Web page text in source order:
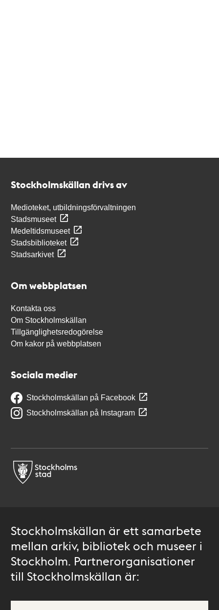
Stockholmskällan drivs av
Medioteket, utbildningsförvaltningen
Stadsmuseet
Medeltidsmuseet
Stadsbiblioteket
Stadsarkivet
Om webbplatsen
Kontakta oss
Om Stockholmskällan
Tillgänglighetsredogörelse
Om kakor på webbplatsen
Sociala medier
Stockholmskällan på Facebook
Stockholmskällan på Instagram
Stockholmskällan är ett samarbete
mellan arkiv, bibliotek och museer i
Stockholm. Partnerorganisationer
till Stockholmskällan är: